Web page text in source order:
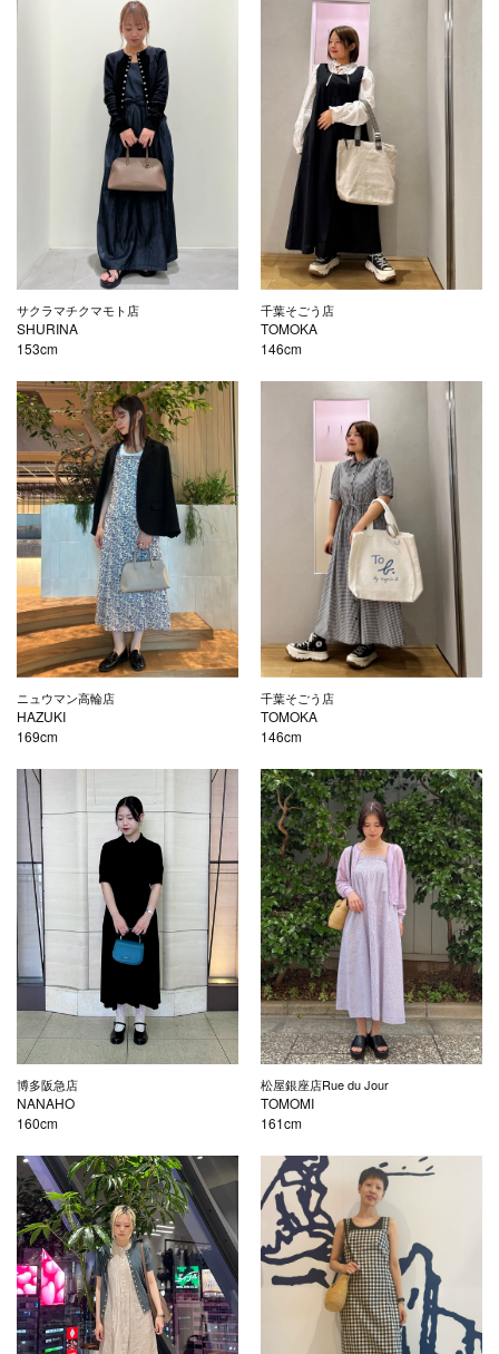
サクラマチクマモト店
SHURINA
153cm
千葉そごう店
TOMOKA
146cm
ニュウマン高輪店
HAZUKI
169cm
千葉そごう店
TOMOKA
146cm
博多阪急店
NANAHO
160cm
松屋銀座店Rue du Jour
TOMOMI
161cm